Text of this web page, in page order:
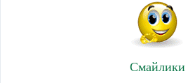
Смайлики